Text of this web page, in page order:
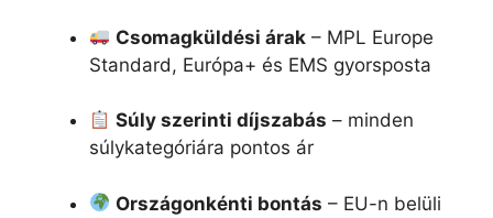
Csomagküldési árak – MPL Europe
Standard, Európa+ és EMS gyorsposta
Súly szerinti díjszabás – minden
súlykategóriára pontos ár
Országonkénti bontás – EU-n belüli